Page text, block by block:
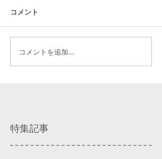
コメント
コメントを追加…
特集記事